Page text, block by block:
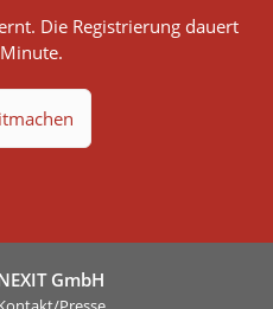
Die Registrierung dauert
GmbH